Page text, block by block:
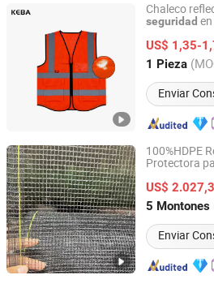
Chaleco
seguridad
US$ 1,35-
1 Pieza
Enviar
Xinxiang Panwei Protection
Henan, China Desde
100%HDPE
Protectora
US$ 2.027,3
5 Montones
Enviar
Shandong Hualin Network Industry
Shandong, China